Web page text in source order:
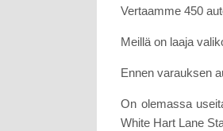
Vertaamme 450
Meillä on laaja
Ennen varauksen
On olemassa
White Hart Lane